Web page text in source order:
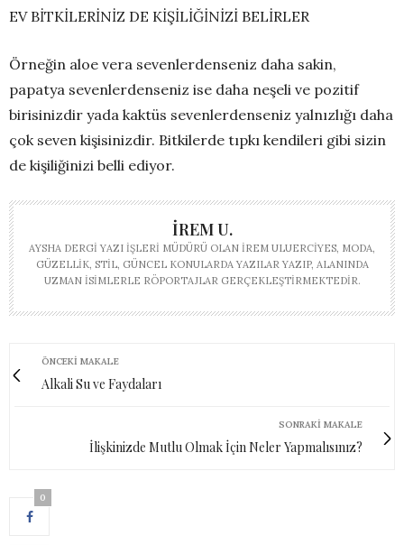
EV BİTKİLERİNİZ DE KİŞİLİĞİNİZİ BELİRLER
Örneğin aloe vera sevenlerdenseniz daha sakin,
papatya sevenlerdenseniz ise daha neşeli ve pozitif
birisinizdir yada kaktüs sevenlerdenseniz yalnızlığı daha
çok seven kişisinizdir. Bitkilerde tıpkı kendileri gibi sizin
de kişiliğinizi belli ediyor.
İREM U.
AYSHA DERGI YAZI İŞLERI MÜDÜRÜ OLAN İREM ULUERCIYES, MODA,
GÜZELLIK, STIL, GÜNCEL KONULARDA YAZILAR YAZIP, ALANINDA
UZMAN ISIMLERLE RÖPORTAJLAR GERÇEKLEŞTIRMEKTEDIR.
ÖNCEKI MAKALE
Alkali Su ve Faydaları
SONRAKI MAKALE
İlişkinizde Mutlu Olmak İçin Neler Yapmalısınız?
0